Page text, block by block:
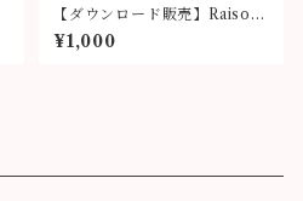
【ダウンロード販売】Raison
d'etre / forenoon
¥1,000